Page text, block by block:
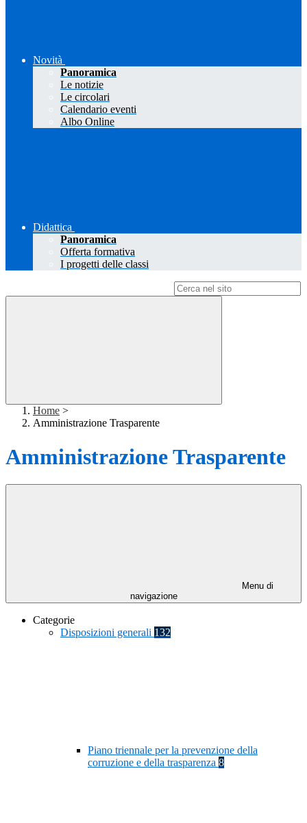
Novità
Panoramica
Le notizie
Le circolari
Calendario eventi
Albo Online
Didattica
Panoramica
Offerta formativa
I progetti delle classi
Home >
Amministrazione Trasparente
Amministrazione Trasparente
Menu di
navigazione
Categorie
Disposizioni generali 132
Piano triennale per la prevenzione della
corruzione e della trasparenza 8